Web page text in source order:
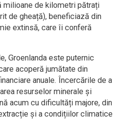
milioane de kilometri pătrați
de gheață), beneficiază din
extinsă, care îi conferă
Groenlanda este puternic
acoperă jumătate din
anuale. Încercările de a
resurselor minerale și
acum cu dificultăți majore, din
și a condițiilor climatice